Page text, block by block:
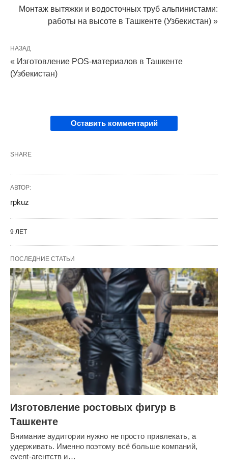
Монтаж вытяжки и водосточных труб альпинистами:
работы на высоте в Ташкенте (Узбекистан) »
НАЗАД
« Изготовление POS-материалов в Ташкенте
(Узбекистан)
Оставить комментарий
SHARE
АВТОР:
rpkuz
9 ЛЕТ
ПОСЛЕДНИЕ СТАТЬИ
Изготовление ростовых фигур в
Ташкенте
Внимание аудитории нужно не просто привлекать, а
удерживать. Именно поэтому всё больше компаний,
event-агентств и…